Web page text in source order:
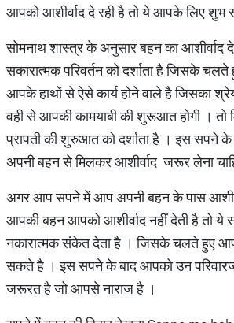
आपको आशीर्वाद दे रही है तो ये आपके लिए शुभ
सोमनाथ शास्त्र के अनुसार बहन का
सकारात्मक परिवर्तन को दर्शाता है जिसके
आपके हाथों से ऐसे कार्य होने वाले है जिसका
वही से आपकी कामयाबी की शुरूआत होगी । तो
प्रापती की शुरुआत को दर्शाता है । इस सपने
अपनी बहन से मिलकर आशीर्वाद जरूर लेना
अगर आप सपने में आप अपनी बहन के पास
आपकी बहन आपको आशीर्वाद नहीं देती है तो ये
नकारात्मक संकेत देता है । जिसके चलते हुए
सकते है । इस सपने के बाद आपको उन
जरूरत है जो आपसे नाराज है ।